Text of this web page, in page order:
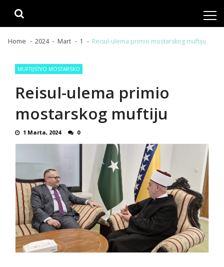
Home 2024 Mart 1 Reisul-ulema primio mostarskog muftiju
MUFTIJSTVO MOSTARSKO
Reisul-ulema primio
mostarskog muftiju
1 Marta, 2024 0